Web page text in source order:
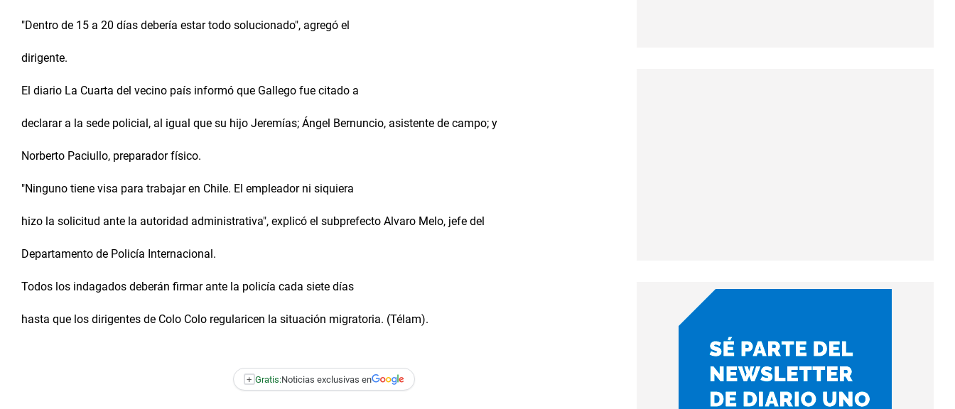
"Dentro de 15 a 20 días debería estar todo solucionado", agregó el
dirigente.
El diario La Cuarta del vecino país informó que Gallego fue citado a
declarar a la sede policial, al igual que su hijo Jeremías; Ángel Bernuncio, asistente de campo; y
Norberto Paciullo, preparador físico.
"Ninguno tiene visa para trabajar en Chile. El empleador ni siquiera
hizo la solicitud ante la autoridad administrativa", explicó el subprefecto Alvaro Melo, jefe del
Departamento de Policía Internacional.
Todos los indagados deberán firmar ante la policía cada siete días
hasta que los dirigentes de Colo Colo regularicen la situación migratoria. (Télam).
+ Gratis:Noticias exclusivas en